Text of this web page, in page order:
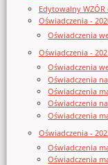
Edytowalny
Oświadczenia -
Oświadczenia
Oświadczenia -
Oświadczenia
Oświadczenia
Oświadczenia
Oświadczenia
Oświadczenia
Oświadczenia -
Oświadczenia
Oświadczenia